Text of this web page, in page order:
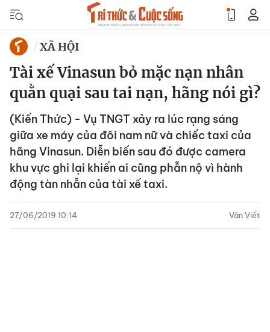
XÃ HỘI
Tài xế Vinasun bỏ mặc nạn nhân
quằn quại sau tai nạn, hãng nói gì?
(Kiến Thức) - Vụ TNGT xảy ra lúc rạng sáng
giữa xe máy của đôi nam nữ và chiếc taxi của
hãng Vinasun. Diễn biến sau đó được camera
khu vực ghi lại khiến ai cũng phẫn nộ vì hành
động tàn nhẫn của tài xế taxi.
27/06/2019 10:14 Văn Viết